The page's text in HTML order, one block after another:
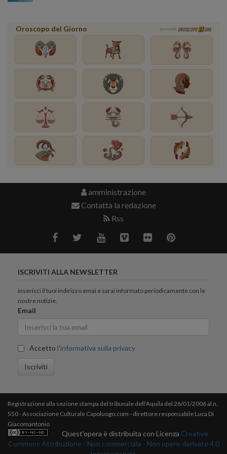
Oroscopo del Giorno powered by OROSCOPO ORE
amministrazione
Contatta la redazione
Rss
ISCRIVITI ALLA NEWSLETTER
inserisci il tuoi indirizzo emai e sarai informato periodicamente con le
nostre notizie.
Email
Accetto l'informativa sulla privacy
Iscriviti
Registrazione alla sezione stampa del tribunale dell'Aquila del 26/01/2006 al n.
550 - Associazione Culturale Capoluogo.com - direttore responsabile Luca Di
Giacomantonio
Quest'opera è distribuita con Licenza Creative
Commons Attribuzione - Non commerciale - Non opere derivate 4.0